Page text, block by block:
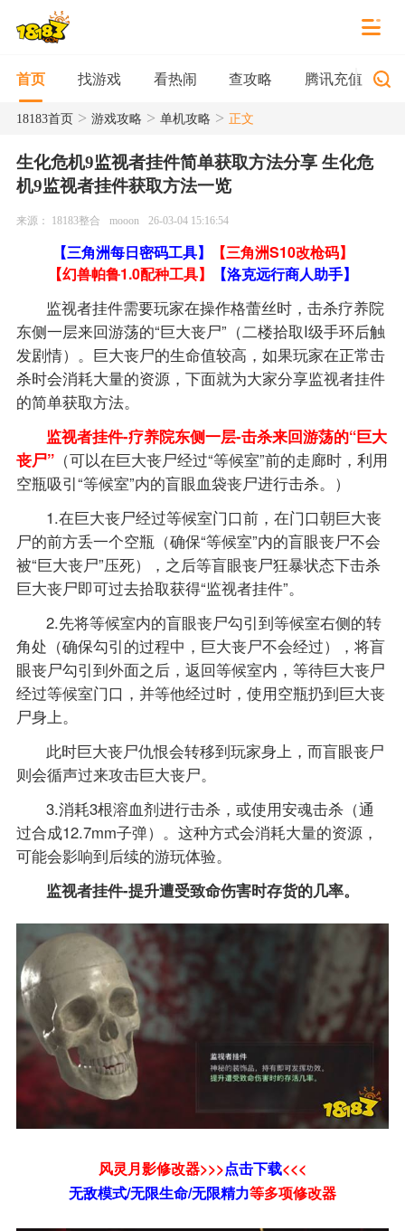
首页 找游戏 看热闹 查攻略 腾讯充值
18183首页> 游戏攻略 > 单机攻略 > 正文
生化危机9监视者挂件简单获取方法分享 生化危
机9监视者挂件获取方法一览
来源： 18183整合 mooon 26-03-04 15:16:54
【三角洲每日密码工具】
【三角洲S10改枪码】
【幻兽帕鲁1.0配种工具】
【洛克远行商人助手】
监视者挂件需要玩家在操作格蕾丝时，击杀疗养院
东侧一层来回游荡的“巨大丧尸”（二楼拾取I级手环后触
发剧情）。巨大丧尸的生命值较高，如果玩家在正常击
杀时会消耗大量的资源，下面就为大家分享监视者挂件
的简单获取方法。
监视者挂件-疗养院东侧一层-击杀来回游荡的“巨大
丧尸”（可以在巨大丧尸经过“等候室”前的走廊时，利用
空瓶吸引“等候室”内的盲眼血袋丧尸进行击杀。）
1.在巨大丧尸经过等候室门口前，在门口朝巨大丧
尸的前方丢一个空瓶（确保“等候室”内的盲眼丧尸不会
被“巨大丧尸”压死），之后等盲眼丧尸狂暴状态下击杀
巨大丧尸即可过去拾取获得“监视者挂件”。
2.先将等候室内的盲眼丧尸勾引到等候室右侧的转
角处（确保勾引的过程中，巨大丧尸不会经过），将盲
眼丧尸勾引到外面之后，返回等候室内，等待巨大丧尸
经过等候室门口，并等他经过时，使用空瓶扔到巨大丧
尸身上。
此时巨大丧尸仇恨会转移到玩家身上，而盲眼丧尸
则会循声过来攻击巨大丧尸。
3.消耗3根溶血剂进行击杀，或使用安魂击杀（通
过合成12.7mm子弹）。这种方式会消耗大量的资源，
可能会影响到后续的游玩体验。
监视者挂件-提升遭受致命伤害时存货的几率。
风灵月影修改器>>>点击下载<<<
无敌模式/无限生命/无限精力等多项修改器